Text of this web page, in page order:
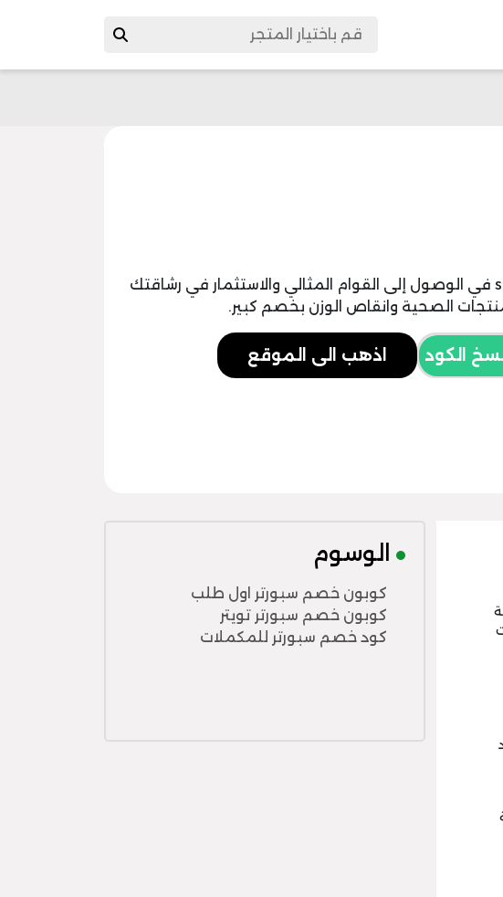
استغل sporter coupons 50% في الوصول إلى القوام المثالي والاستثمار في رشاقتك
الصحية وانقاص الوزن بخصم كبير.
الكود اذهب الى الموقع
الوسوم
كوبون خصم سبورتر اول طلب
كوبون خصم سبورتر تويتر
كود خصم سبورتر للمكملات